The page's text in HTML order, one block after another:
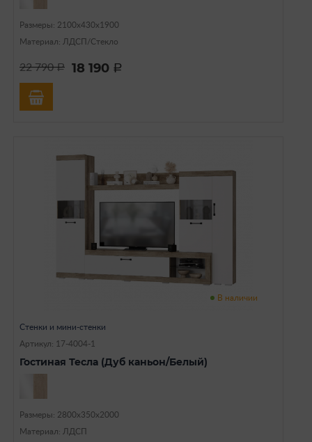
Размеры: 2100х430х1900
Материал: ЛДСП/Стекло
22 790a 18 190 a
В наличии
Стенки и мини-стенки
Артикул: 17-4004-1
Гостиная Тесла (Дуб каньон/Белый)
Размеры: 2800х350х2000
Материал: ЛДСП